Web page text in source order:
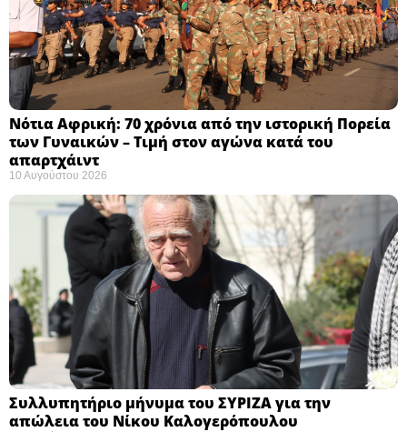
Νότια Αφρική: 70 χρόνια από την ιστορική Πορεία
των Γυναικών – Τιμή στον αγώνα κατά του
απαρτχάιντ ​
10 Αυγούστου 2026
Συλλυπητήριο μήνυμα του ΣΥΡΙΖΑ για την
απώλεια του Νίκου Καλογερόπουλου ​